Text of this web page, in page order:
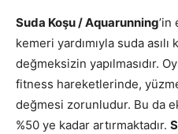
Suda Koşu / Aquarunning’in
kemeri yardımıyla suda
değmeksizin yapılmasıdır.
fitness hareketlerinde,
değmesi zorunludur. Bu da
%50 ye kadar artırmaktadır.